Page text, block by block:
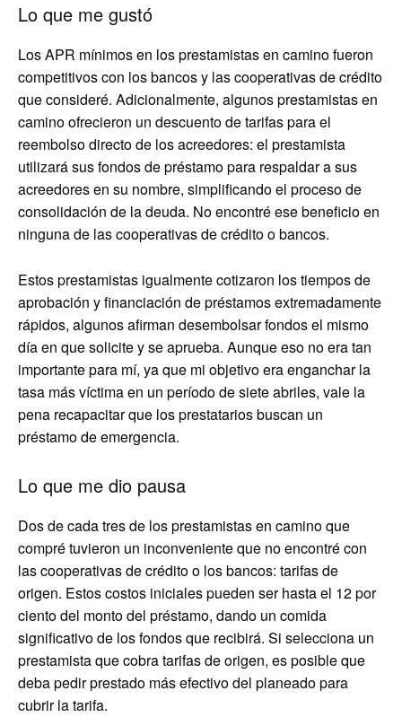
Lo que me gustó
Los APR mínimos en los prestamistas en camino fueron
competitivos con los bancos y las cooperativas de crédito
que consideré. Adicionalmente, algunos prestamistas en
camino ofrecieron un descuento de tarifas para el
reembolso directo de los acreedores: el prestamista
utilizará sus fondos de préstamo para respaldar a sus
acreedores en su nombre, simplificando el proceso de
consolidación de la deuda. No encontré ese beneficio en
ninguna de las cooperativas de crédito o bancos.
Estos prestamistas igualmente cotizaron los tiempos de
aprobación y financiación de préstamos extremadamente
rápidos, algunos afirman desembolsar fondos el mismo
día en que solicite y se aprueba. Aunque eso no era tan
importante para mí, ya que mi objetivo era enganchar la
tasa más víctima en un período de siete abriles, vale la
pena recapacitar que los prestatarios buscan un
préstamo de emergencia.
Lo que me dio pausa
Dos de cada tres de los prestamistas en camino que
compré tuvieron un inconveniente que no encontré con
las cooperativas de crédito o los bancos: tarifas de
origen. Estos costos iniciales pueden ser hasta el 12 por
ciento del monto del préstamo, dando un comida
significativo de los fondos que recibirá. Si selecciona un
prestamista que cobra tarifas de origen, es posible que
deba pedir prestado más efectivo del planeado para
cubrir la tarifa.